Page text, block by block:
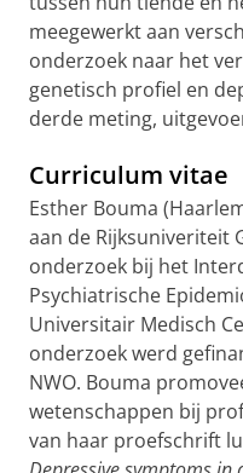
meegewerkt aan
onderzoek naar het
genetisch profiel en
derde meting,
Curriculum vitae
Esther Bouma
aan de Rijksuniveriteit
onderzoek bij het
Psychiatrische
Universitair Medisch
onderzoek werd
NWO. Bouma
wetenschappen bij
van haar proefschrift